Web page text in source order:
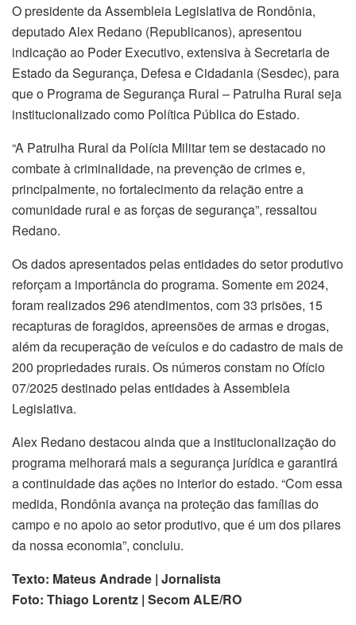
O presidente da Assembleia Legislativa de Rondônia,
deputado Alex Redano (Republicanos), apresentou
indicação ao Poder Executivo, extensiva à Secretaria de
Estado da Segurança, Defesa e Cidadania (Sesdec), para
que o Programa de Segurança Rural – Patrulha Rural seja
institucionalizado como Política Pública do Estado.
“A Patrulha Rural da Polícia Militar tem se destacado no
combate à criminalidade, na prevenção de crimes e,
principalmente, no fortalecimento da relação entre a
comunidade rural e as forças de segurança”, ressaltou
Redano.
Os dados apresentados pelas entidades do setor produtivo
reforçam a importância do programa. Somente em 2024,
foram realizados 296 atendimentos, com 33 prisões, 15
recapturas de foragidos, apreensões de armas e drogas,
além da recuperação de veículos e do cadastro de mais de
200 propriedades rurais. Os números constam no Ofício
07/2025 destinado pelas entidades à Assembleia
Legislativa.
Alex Redano destacou ainda que a institucionalização do
programa melhorará mais a segurança jurídica e garantirá
a continuidade das ações no interior do estado. “Com essa
medida, Rondônia avança na proteção das famílias do
campo e no apoio ao setor produtivo, que é um dos pilares
da nossa economia”, concluiu.
Texto: Mateus Andrade | Jornalista
Foto: Thiago Lorentz | Secom ALE/RO